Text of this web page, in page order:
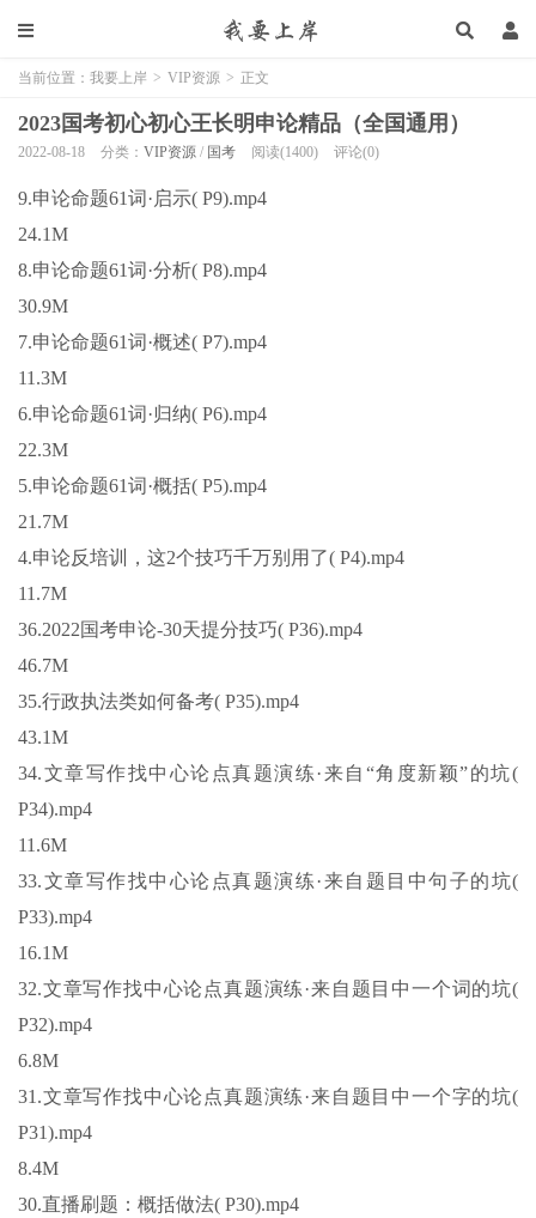
当前位置： 我要上岸 > VIP资源 > 正文
2023国考初心初心王长明申论精品（全国通用）
2022-08-18 分类： VIP资源 / 国考 阅读(1400) 评论(0)
9.申论命题61词·启示( P9).mp4
24.1M
8.申论命题61词·分析( P8).mp4
30.9M
7.申论命题61词·概述( P7).mp4
11.3M
6.申论命题61词·归纳( P6).mp4
22.3M
5.申论命题61词·概括( P5).mp4
21.7M
4.申论反培训，这2个技巧千万别用了( P4).mp4
11.7M
36.2022国考申论-30天提分技巧( P36).mp4
46.7M
35.行政执法类如何备考( P35).mp4
43.1M
34.文章写作找中心论点真题演练·来自“角度新颖”的坑(
P34).mp4
11.6M
33.文章写作找中心论点真题演练·来自题目中句子的坑(
P33).mp4
16.1M
32.文章写作找中心论点真题演练·来自题目中一个词的坑(
P32).mp4
6.8M
31.文章写作找中心论点真题演练·来自题目中一个字的坑(
P31).mp4
8.4M
30.直播刷题：概括做法( P30).mp4